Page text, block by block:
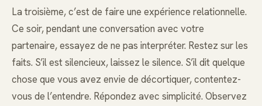
La troisième, c’est de faire une expérience relationnelle.
Ce soir, pendant une conversation avec votre
partenaire, essayez de ne pas interpréter. Restez sur les
faits. S’il est silencieux, laissez le silence. S’il dit quelque
chose que vous avez envie de décortiquer, contentez-
vous de l’entendre. Répondez avec simplicité. Observez